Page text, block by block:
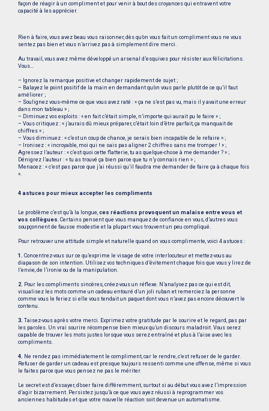
façon de réagir à un compliment et pour venir à bout des croyances qui entravent votre
capacité à les apprécier.
Rien à faire, vous avez beau vous raisonner, dès qu’on vous fait un compliment vous ne vous
sentez pas bien et vous n’arrivez pas à simplement dire merci.
Au travail, vous avez même développé un arsenal d’esquives pour résister aux félicitations.
Vous…
– Ignorez la remarque positive et changer rapidement de sujet ;
– Balayez le point positif de la main en demandant qu’on vous parle plutôt de ce qu’il faut
améliorer ;
– Soulignez vous-même ce que vous avez raté : « ça ne s’est pas vu, mais il y avait une erreur
dans mon tableau » ;
– Diminuez vos exploits : « en fait c’était simple, n’importe qui aurait pu le faire » ;
– Vous critiquez : « j’aurais dû mieux préparer, c’était loin d’être parfait, ça manquait de
chiffres » ;
– Vous diminuez : « c’est un coup de chance, je serais bien incapable de le refaire » ;
– Ironisez : « incroyable, moi qui ne sais pas aligner 2 chiffres sans me tromper ! » ;
Agressez l’auteur : « c’est quoi cette flatterie, tu as quelque-chose à me demander ? » ;
Dénigrez l’auteur : « tu as trouvé ça bien parce que tu n’y connais rien » ;
Menacez : « c’est pas parce que j’ai réussi qu’il faudra me demander de faire ça à chaque fois
».
4 astuces pour mieux accepter les compliments
Le problème c’est qu’à la longue, ces réactions provoquent un malaise entre vous et
vos collègues. Certains pensent que vous manquez de confiance en vous, d’autres vous
soupçonnent de fausse modestie et la plupart vous trouvent un peu compliqué.
Pour retrouver une attitude simple et naturelle quand on vous complimente, voici 4 astuces :
1. Concentrez-vous sur ce qu’exprime le visage de votre interlocuteur et mettez-vous au
diapason de son intention. Utilisez vos techniques d’évitement chaque fois que vous y lirez de
l’envie, de l’ironie ou de la manipulation.
2. Pour les compliments sincères, créez-vous un réflexe. N’analysez pas ce qui est dit,
visualisez les mots comme un cadeau entouré d’un joli ruban et remerciez la personne
comme vous le feriez si elle vous tendait un paquet dont vous n’avez pas encore découvert le
contenu.
3. Taisez-vous après votre merci. Exprimez votre gratitude par le sourire et le regard, pas par
les paroles. Un vrai sourire récompense bien mieux qu’un discours maladroit. Vous serez
capable de trouver les mots justes lorsque vous serez entraîné et plus à l’aise avec les
compliments.
4. Ne rendez pas immédiatement le compliment, car le rendre, c’est refuser de le garder.
Refuser de garder un cadeau est presque toujours ressenti comme une offense, même si vous
le faites parce que vous pensez ne pas le mériter.
Le secret est d’essayer, d’oser faire différemment, surtout si au début vous avez l’impression
d’agir bizarrement. Persistez jusqu’à ce que vous ayez réussi à reprogrammer vos
anciennes habitudes et que votre nouvelle réaction soit devenue un automatisme.